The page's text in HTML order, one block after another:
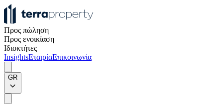
Προς πώληση
Προς ενοικίαση
Ιδιοκτήτες
InsightsΕταιρίαΕπικοινωνία
GR